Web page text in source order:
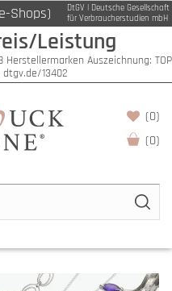
Shops)
DtGV | Deutsche Gesellschaft
für Verbraucherstudien mbH
Leistung
Auszeichnung: TOP
dtgv.de/13402
(0)
(0)